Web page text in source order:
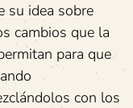
su idea sobre
cambios que la
para que
con los